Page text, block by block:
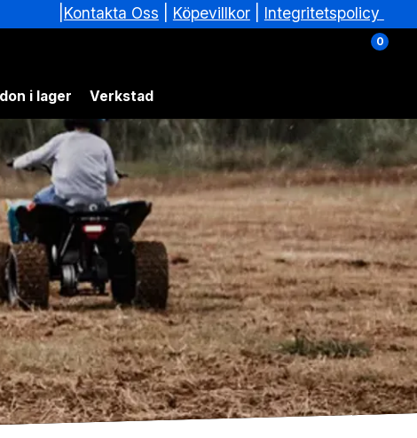
Köpevillkor| Integritetspolicy
0
i lager Verkstad